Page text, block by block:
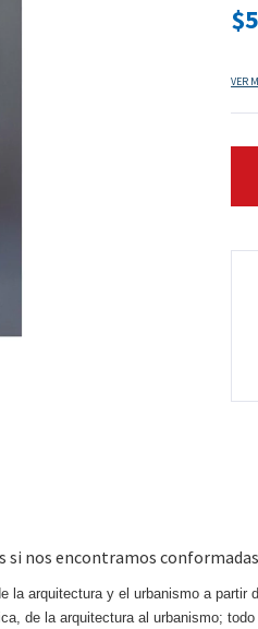
VER
si nos encontramos
arquitectura y el urbanismo a
de la arquitectura al urbanismo;